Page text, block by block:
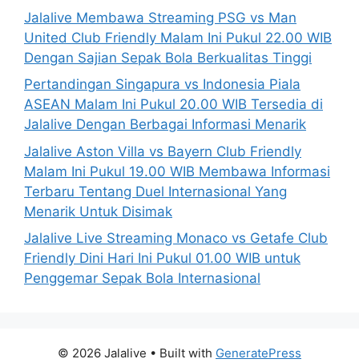
Jalalive Membawa Streaming PSG vs Man
United Club Friendly Malam Ini Pukul 22.00 WIB
Dengan Sajian Sepak Bola Berkualitas Tinggi
Pertandingan Singapura vs Indonesia Piala
ASEAN Malam Ini Pukul 20.00 WIB Tersedia di
Jalalive Dengan Berbagai Informasi Menarik
Jalalive Aston Villa vs Bayern Club Friendly
Malam Ini Pukul 19.00 WIB Membawa Informasi
Terbaru Tentang Duel Internasional Yang
Menarik Untuk Disimak
Jalalive Live Streaming Monaco vs Getafe Club
Friendly Dini Hari Ini Pukul 01.00 WIB untuk
Penggemar Sepak Bola Internasional
© 2026 Jalalive • Built with GeneratePress